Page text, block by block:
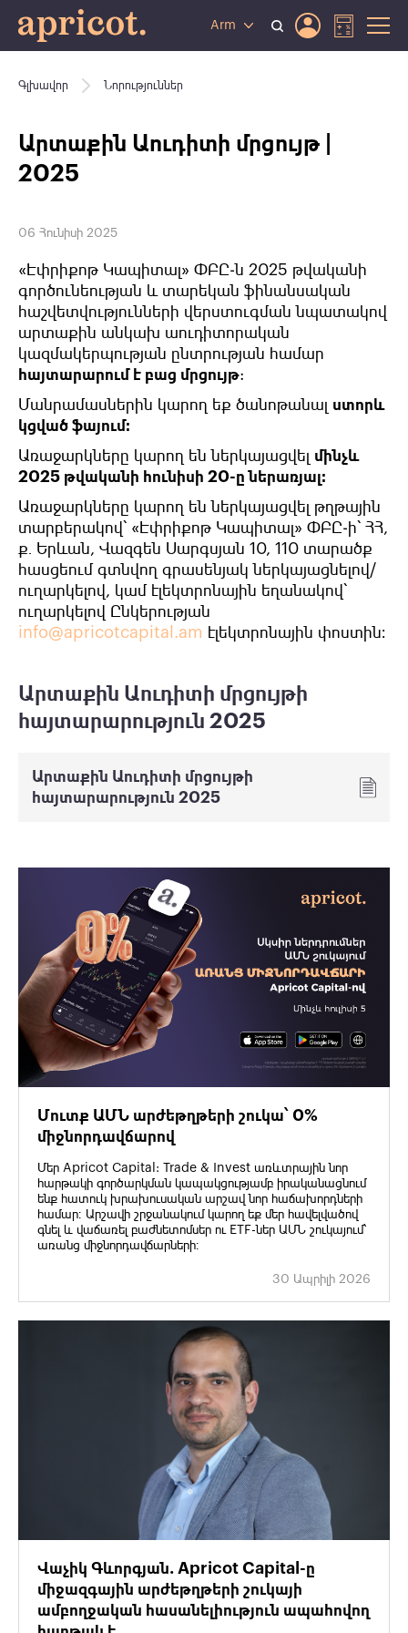
Arm
Գլխավոր Նորություններ
Արտաքին Աուդիտի մրցույթ |
2025
06 Հունիսի 2025
«Էփրիքոթ Կապիտալ» ՓԲԸ-ն 2025 թվականի
գործունեության և տարեկան ֆինանսական
հաշվետվությունների վերստուգման նպատակով
արտաքին անկախ աուդիտորական
կազմակերպության ընտրության համար
հայտարարում է բաց մրցույթ:
Մանրամասներին կարող եք ծանոթանալ ստորև
կցված ֆայում։
Առաջարկները կարող են ներկայացվել մինչև
2025 թվականի հունիսի 20-ը ներառյալ։
Առաջարկները կարող են ներկայացվել թղթային
տարբերակով՝ «Էփրիքոթ Կապիտալ» ՓԲԸ-ի՝ ՀՀ,
ք․ Երևան, Վազգեն Սարգսյան 10, 110 տարածք
հասցեում գտնվող գրասենյակ ներկայացնելով/
ուղարկելով, կամ էլեկտրոնային եղանակով՝
ուղարկելով Ընկերության
info@apricotcapital.am էլեկտրոնային փոստին։
Արտաքին Աուդիտի մրցույթի
հայտարարություն 2025
Արտաքին Աուդիտի մրցույթի
հայտարարություն 2025
Մուտք ԱՄՆ արժեթղթերի շուկա՝ 0%
միջնորդավճարով
Մեր Apricot Capital: Trade & Invest առևտրային նոր
հարթակի գործարկման կապակցությամբ իրականացնում
ենք հատուկ խրախուսական արշավ նոր հաճախորդների
համար։ Արշավի շրջանակում կարող եք մեր հավելվածով
գնել և վաճառել բաժնետոմսեր ու ETF-ներ ԱՄՆ շուկայում՝
առանց միջնորդավճարների։
30 Ապրիլի 2026
Վաչիկ Գևորգյան. Apricot Capital-ը
միջազգային արժեթղթերի շուկայի
ամբողջական հասանելիություն ապահովող